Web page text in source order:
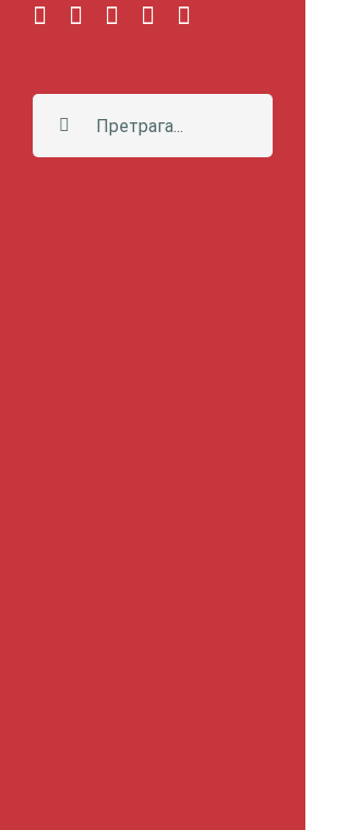
FacebookInstagram
YouTube
Twitter
Претрага: